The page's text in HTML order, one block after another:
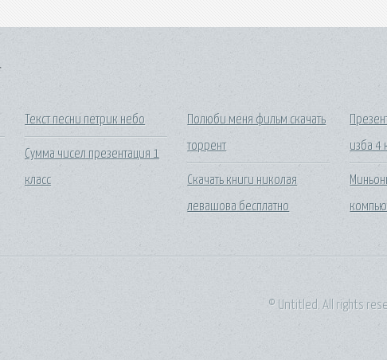
Текст песни петрик небо
Сумма чисел презентация 1
класс
Полюби меня фильм скачать
торрент
Скачать книги николая
левашова бесплатно
изба 4
© Untitled. All rights